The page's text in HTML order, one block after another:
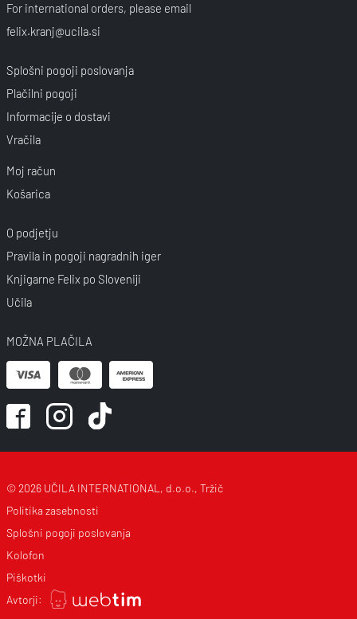
For international orders, please email
felix.kranj@ucila.si
Splošni pogoji poslovanja
Plačilni pogoji
Informacije o dostavi
Vračila
Moj račun
Košarica
O podjetju
Pravila in pogoji nagradnih iger
Knjigarne Felix po Sloveniji
Učila
MOŽNA PLAČILA
© 2026 UČILA INTERNATIONAL, d.o.o., Tržič
Politika zasebnosti
Splošni pogoji poslovanja
Kolofon
Piškotki
Avtorji: